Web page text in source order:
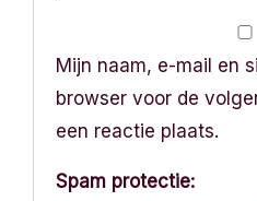
Mijn naam, e-mail en
browser voor de
een reactie plaats.
Spam protectie: